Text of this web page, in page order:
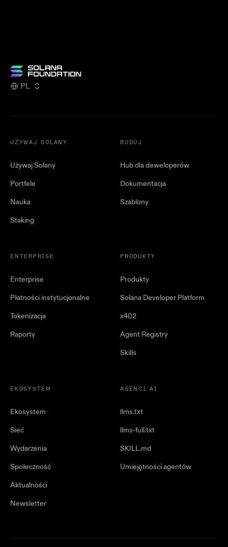
PL
UŻYWAJ SOLANY
Używaj Solany
Portfele
Nauka
Staking
BUDUJ
Hub dla deweloperów
Dokumentacja
Szablony
ENTERPRISE
Enterprise
Płatności instytucjonalne
Tokenizacja
Raporty
PRODUKTY
Produkty
Solana Developer Platform
x402
Agent Registry
Skills
EKOSYSTEM
Ekosystem
Sieć
Wydarzenia
Społeczność
Aktualności
Newsletter
AGENCI AI
llms.txt
llms-full.txt
SKILL.md
Umiejętności agentów